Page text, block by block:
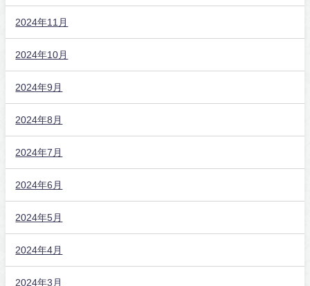
2024年11月
2024年10月
2024年9月
2024年8月
2024年7月
2024年6月
2024年5月
2024年4月
2024年3月